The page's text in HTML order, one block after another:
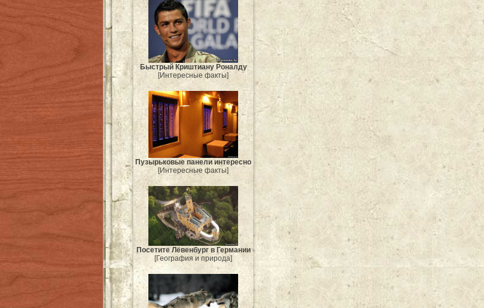
Быстрый Криштиану Роналду
[Интересные факты]
Пузырьковые панели интересно
[Интересные факты]
Посетите Лёвенбург в Германии
[География и природа]